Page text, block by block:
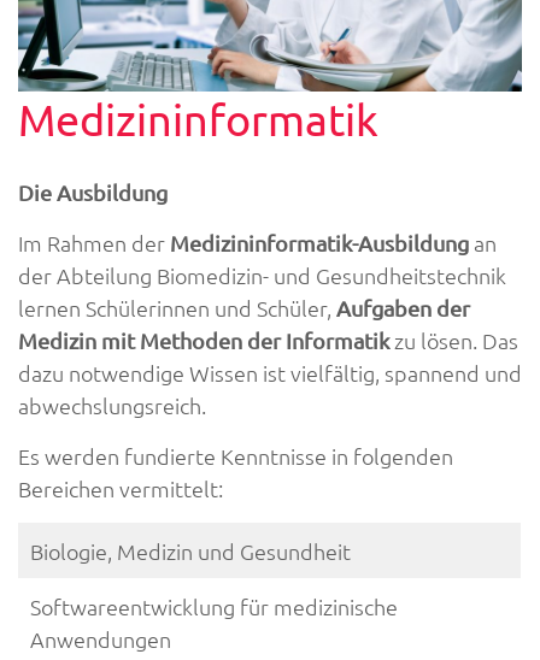
Medizininformatik
Die Ausbildung
Im Rahmen der Medizininformatik-Ausbildung an
der Abteilung Biomedizin- und Gesundheitstechnik
lernen Schülerinnen und Schüler, Aufgaben der
Medizin mit Methoden der Informatikzu lösen. Das
dazu notwendige Wissen ist vielfältig, spannend und
abwechslungsreich.
Es werden fundierte Kenntnisse in folgenden
Bereichen vermittelt:
Biologie, Medizin und Gesundheit
Softwareentwicklung für medizinische
Anwendungen